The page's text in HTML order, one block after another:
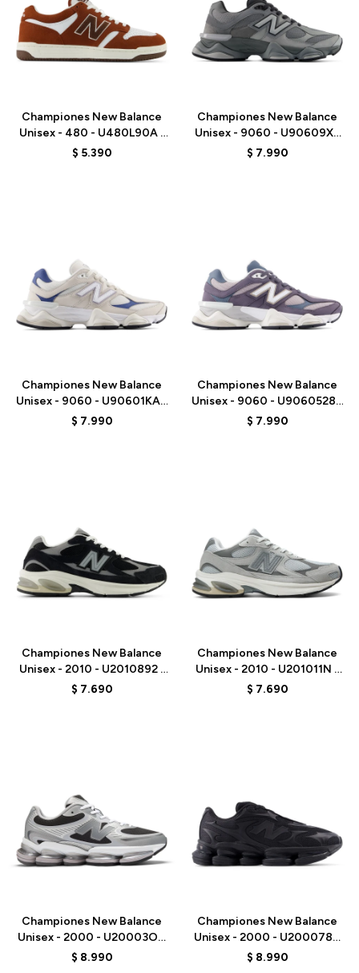
Championes New Balance
Unisex - 480 - U480L90A -
BROWN
$ 5.390
Championes New Balance
Unisex - 9060 - U90609XS
- GREY
$ 7.990
Championes New Balance
Unisex - 9060 - U90601KA -
BEIGE/AZUL
$ 7.990
Championes New Balance
Unisex - 9060 - U9060528 -
PURPLE
$ 7.990
Championes New Balance
Unisex - 2010 - U2010892 -
BLACK
$ 7.690
Championes New Balance
Unisex - 2010 - U201011N -
GREY
$ 7.690
Championes New Balance
Unisex - 2000 - U20003OZ
- GREY
$ 8.990
Championes New Balance
Unisex - 2000 - U200078C
- BLACK
$ 8.990